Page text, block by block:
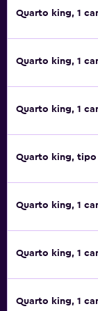
Quarto king, 1
Quarto king, 1
Quarto king, 1
Quarto king, tipo
Quarto king, 1
Quarto king, 1
Quarto king, 1